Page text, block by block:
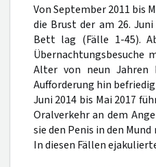
Von September 2011 bis
die Brust der am 26.
Bett lag (Fälle 1-45).
Alter von neun Jahren
Aufforderung hin
Juni 2014 bis Mai 2017
Oralverkehr an dem
sie den Penis in den
In diesen Fällen